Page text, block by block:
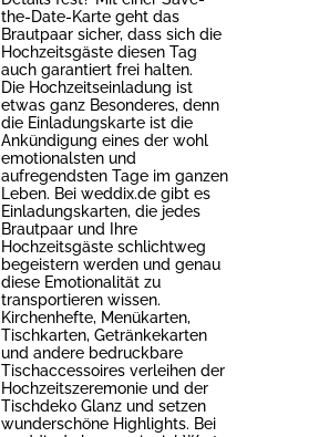
the-Date-Karte geht das
Brautpaar sicher, dass sich die
Hochzeitsgäste diesen Tag
auch garantiert frei halten.
Die Hochzeitseinladung ist
etwas ganz Besonderes, denn
die Einladungskarte ist die
Ankündigung eines der wohl
emotionalsten und
aufregendsten Tage im ganzen
Leben. Bei weddix.de gibt es
Einladungskarten, die jedes
Brautpaar und Ihre
Hochzeitsgäste schlichtweg
begeistern werden und genau
diese Emotionalität zu
transportieren wissen.
Kirchenhefte, Menükarten,
Tischkarten, Getränkekarten
und andere bedruckbare
Tischaccessoires verleihen der
Hochzeitszeremonie und der
Tischdeko Glanz und setzen
wunderschöne Highlights. Bei